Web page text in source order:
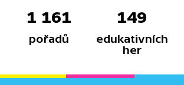
1 161
pořadů
149
edukativních
her